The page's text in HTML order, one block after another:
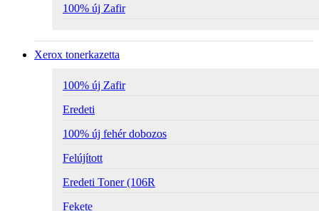
100% új Zafir
Xerox tonerkazetta
100% új Zafir
Eredeti
100% új fehér dobozos
Felújított
Eredeti Toner (106R
Fekete